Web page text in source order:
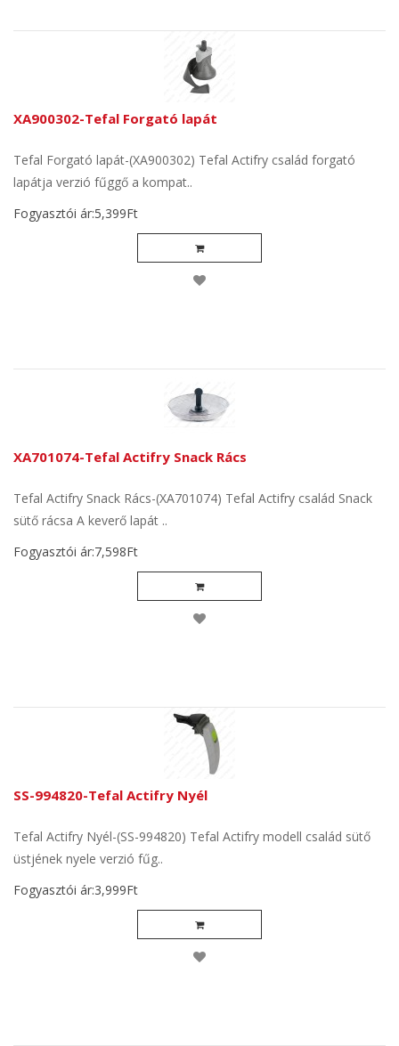
XA900302-Tefal Forgató lapát
Tefal Forgató lapát-(XA900302) Tefal Actifry család forgató
lapátja verzió fűggő a kompat..
Fogyasztói ár:5,399Ft
XA701074-Tefal Actifry Snack Rács
Tefal Actifry Snack Rács-(XA701074) Tefal Actifry család Snack
sütő rácsa A keverő lapát ..
Fogyasztói ár:7,598Ft
SS-994820-Tefal Actifry Nyél
Tefal Actifry Nyél-(SS-994820) Tefal Actifry modell család sütő
üstjének nyele verzió fűg..
Fogyasztói ár:3,999Ft